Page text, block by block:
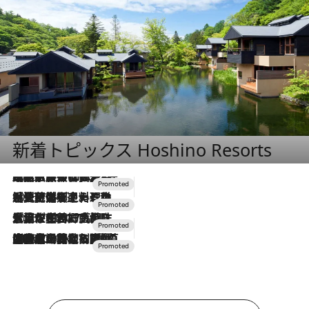
新着トピックス Hoshino Resorts
2026.7.31
【ホテル帰省】という選択肢をOMOが提案。家族とほどよい距離を保つには「昼は実家、夜は気兼ねなくホテルで！」
2026.7.24
【夏限定ディナーコース】旬を迎える稚鮎や花ズッキーニなどをイタリア・トスカーナの郷土料理の手法で満喫！
2026.7.17
「土佐和ハーブかき氷」がOMO7高知に登場！生姜、山椒、大葉など目にも舌にも涼を呼ぶ郷土の味
2026.7.10
NEW OPEN！【界 草津】名湯の地に誕生。趣の異なる2種の温泉と上州ならではの会席・蕎麦割烹など美食を味わう究極の癒やし旅